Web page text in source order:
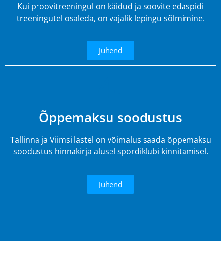
Kui proovitreeningul on käidud ja soovite edaspidi
treeningutel osaleda, on vajalik lepingu sõlmimine.
Juhend
Õppemaksu soodustus
Tallinna ja Viimsi lastel on võimalus saada õppemaksu
soodustus hinnakirja alusel spordiklubi kinnitamisel.
Juhend